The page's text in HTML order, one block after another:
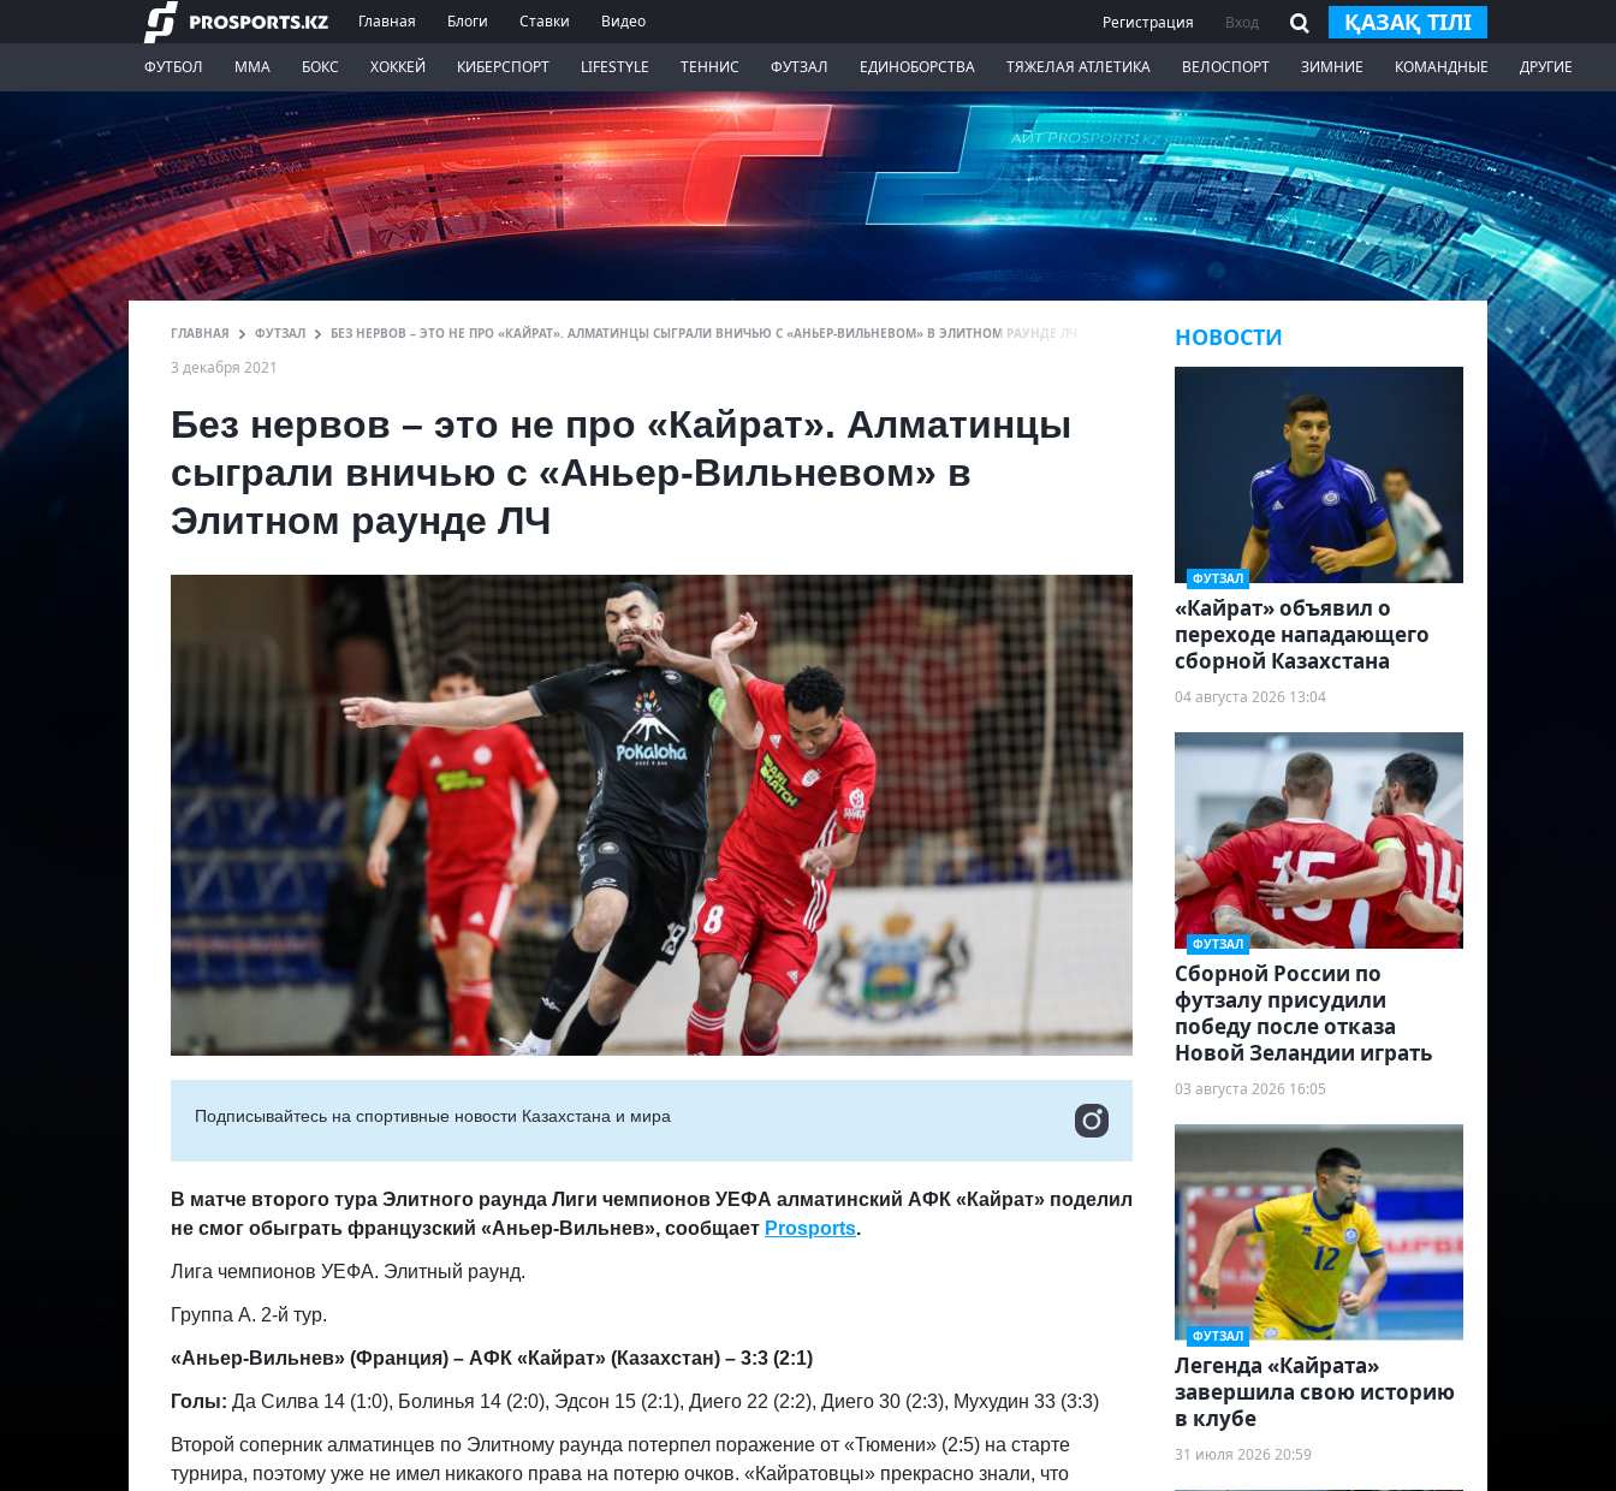
Главная Блоги Ставки Видео Регистрация Вход ҚАЗАҚ ТІЛІ
ФУТБОЛ ММА БОКС ХОККЕЙ КИБЕРСПОРТ LIFESTYLE ТЕННИС ФУТЗАЛ ЕДИНОБОРСТВА ТЯЖЕЛАЯ АТЛЕТИКА ВЕЛОСПОРТ ЗИМНИЕ КОМАНДНЫЕ ДРУГИЕ
ГЛАВНАЯ ФУТЗАЛ БЕЗ НЕРВОВ – ЭТО НЕ ПРО «КАЙРАТ». АЛМАТИНЦЫ СЫГРАЛИ ВНИЧЬЮ С «АНЬЕР-ВИЛЬНЕВОМ» В ЭЛИТНОМ РАУНДЕ ЛЧ
3 декабря 2021
Без нервов – это не про «Кайрат». Алматинцы
сыграли вничью с «Аньер-Вильневом» в
Элитном раунде ЛЧ
Подписывайтесь на cпортивные новости Казахстана и мира
В матче второго тура Элитного раунда Лиги чемпионов УЕФА алматинский АФК «Кайрат» поделил
не смог обыграть французский «Аньер-Вильнев», сообщает Prosports.
Лига чемпионов УЕФА. Элитный раунд.
Группа А. 2-й тур.
«Аньер-Вильнев» (Франция) – АФК «Кайрат» (Казахстан) – 3:3 (2:1)
Голы: Да Силва 14 (1:0), Болинья 14 (2:0), Эдсон 15 (2:1), Диего 22 (2:2), Диего 30 (2:3), Мухудин 33 (3:3)
Второй соперник алматинцев по Элитному раунда потерпел поражение от «Тюмени» (2:5) на старте
турнира, поэтому уже не имел никакого права на потерю очков. «Кайратовцы» прекрасно знали, что
НОВОСТИ
ФУТЗАЛ
«Кайрат» объявил о
переходе нападающего
сборной Казахстана
04 августа 2026 13:04
ФУТЗАЛ
Сборной России по
футзалу присудили
победу после отказа
Новой Зеландии играть
03 августа 2026 16:05
ФУТЗАЛ
Легенда «Кайрата»
завершила свою историю
в клубе
31 июля 2026 20:59